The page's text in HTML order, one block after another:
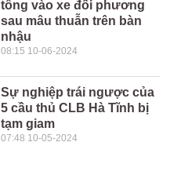
tông vào xe đối phương
sau mâu thuẫn trên bàn
nhậu
08:15 10-06-2024
Sự nghiệp trái ngược của
5 cầu thủ CLB Hà Tĩnh bị
tạm giam
07:48 10-05-2024